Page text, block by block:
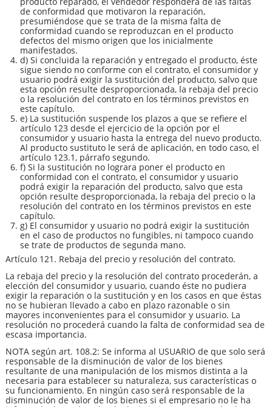
de conformidad que motivaron la reparación,
presumiéndose que se trata de la misma falta de
conformidad cuando se reproduzcan en el producto
defectos del mismo origen que los inicialmente
manifestados.
d) Si concluida la reparación y entregado el producto, éste
sigue siendo no conforme con el contrato, el consumidor y
usuario podrá exigir la sustitución del producto, salvo que
esta opción resulte desproporcionada, la rebaja del precio
o la resolución del contrato en los términos previstos en
este capítulo.
e) La sustitución suspende los plazos a que se refiere el
artículo 123 desde el ejercicio de la opción por el
consumidor y usuario hasta la entrega del nuevo producto.
Al producto sustituto le será de aplicación, en todo caso, el
artículo 123.1, párrafo segundo.
f) Si la sustitución no lograra poner el producto en
conformidad con el contrato, el consumidor y usuario
podrá exigir la reparación del producto, salvo que esta
opción resulte desproporcionada, la rebaja del precio o la
resolución del contrato en los términos previstos en este
capítulo.
g) El consumidor y usuario no podrá exigir la sustitución
en el caso de productos no fungibles, ni tampoco cuando
se trate de productos de segunda mano.
Artículo 121. Rebaja del precio y resolución del contrato.
La rebaja del precio y la resolución del contrato procederán, a
elección del consumidor y usuario, cuando éste no pudiera
exigir la reparación o la sustitución y en los casos en que éstas
no se hubieran llevado a cabo en plazo razonable o sin
mayores inconvenientes para el consumidor y usuario. La
resolución no procederá cuando la falta de conformidad sea de
escasa importancia.
NOTA según art. 108.2: Se informa al USUARIO de que solo será
responsable de la disminución de valor de los bienes
resultante de una manipulación de los mismos distinta a la
necesaria para establecer su naturaleza, sus características o
su funcionamiento. En ningún caso será responsable de la
disminución de valor de los bienes si el empresario no le ha